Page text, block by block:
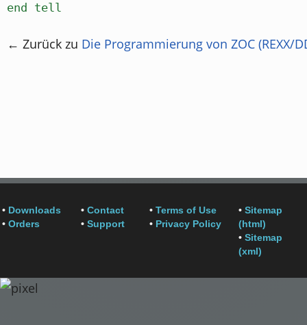
end tell
← Zurück zu Die Programmierung von ZOC (REXX/
• Downloads
• Orders
• Contact
• Support
• Terms of Use
• Privacy Policy
• Sitemap
(html)
• Sitemap
(xml)